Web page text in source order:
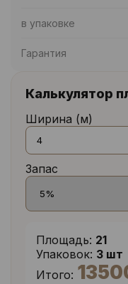
в упаковке
Гарантия
Калькулятор
Ширина (м)
Запас
Площадь: 21
Упаковок: 3 шт
Итого: